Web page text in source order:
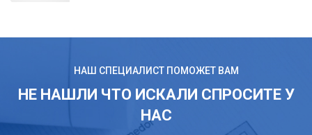
НАШ СПЕЦИАЛИСТ ПОМОЖЕТ ВАМ
НЕ НАШЛИ ЧТО ИСКАЛИ СПРОСИТЕ У
НАС